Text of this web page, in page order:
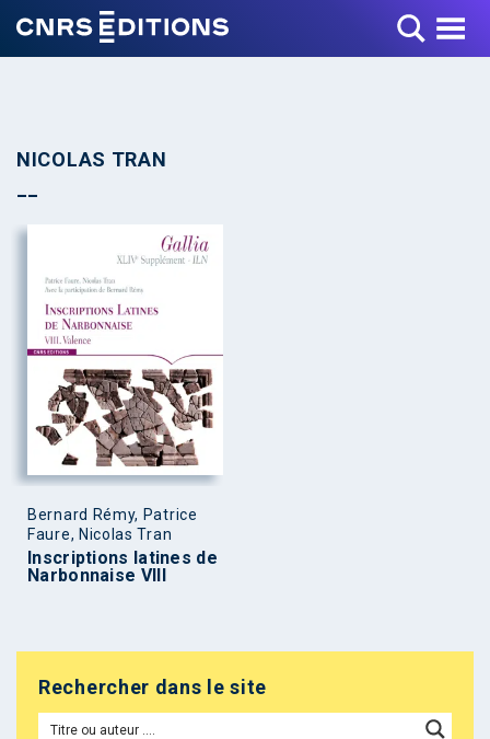
Toggle Menu
NICOLAS TRAN
Bernard Rémy, Patrice
Faure, Nicolas Tran
Inscriptions latines de
Narbonnaise VIII
Rechercher dans le site